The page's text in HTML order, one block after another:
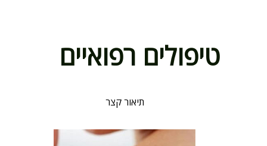
טיפולים רפואיים
תיאור קצר